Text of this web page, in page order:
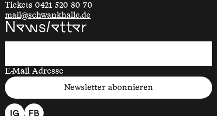
Tickets 0421 520 80 70
mail@schwankhalle.de
Newsletter
E-Mail Adresse
Newsletter abonnieren